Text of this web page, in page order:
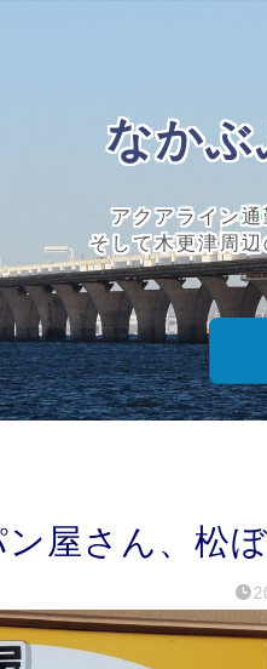
なかぶ
アクアライン
そして木更津周
屋さん、松